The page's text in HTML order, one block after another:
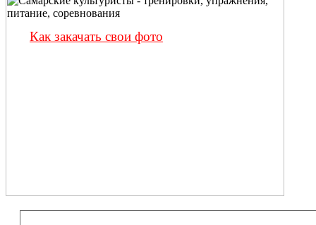
Как закачать свои фото